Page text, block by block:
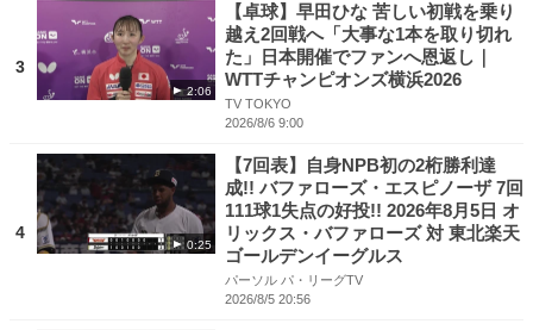
3
2:06
【卓球】早田ひな 苦しい初戦を乗り
越え2回戦へ「大事な1本を取り切れ
た」日本開催でファンへ恩返し｜
WTTチャンピオンズ横浜2026
TV TOKYO
2026/8/6 9:00
4
0:25
【7回表】自身NPB初の2桁勝利達
成!! バファローズ・エスピノーザ 7回
111球1失点の好投!! 2026年8月5日 オ
リックス・バファローズ 対 東北楽天
ゴールデンイーグルス
パーソル パ・リーグTV
2026/8/5 20:56